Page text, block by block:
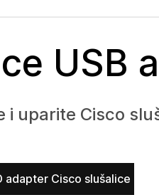
USB
i uparite Cisco
adapter Cisco slušalice